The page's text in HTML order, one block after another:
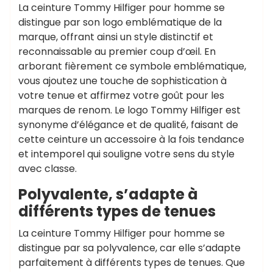
La ceinture Tommy Hilfiger pour homme se
distingue par son logo emblématique de la
marque, offrant ainsi un style distinctif et
reconnaissable au premier coup d’œil. En
arborant fièrement ce symbole emblématique,
vous ajoutez une touche de sophistication à
votre tenue et affirmez votre goût pour les
marques de renom. Le logo Tommy Hilfiger est
synonyme d’élégance et de qualité, faisant de
cette ceinture un accessoire à la fois tendance
et intemporel qui souligne votre sens du style
avec classe.
Polyvalente, s’adapte à
différents types de tenues
La ceinture Tommy Hilfiger pour homme se
distingue par sa polyvalence, car elle s’adapte
parfaitement à différents types de tenues. Que